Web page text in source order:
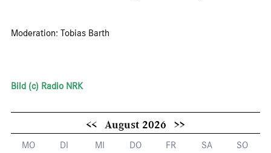
Moderation: Tobias Barth
Bild (c) Radio NRK
<< August 2026 >>
MO DI MI DO FR SA SO